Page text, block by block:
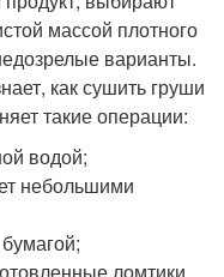
массой плотного
варианты.
как сушить груши
такие операции:
водой;
небольшими